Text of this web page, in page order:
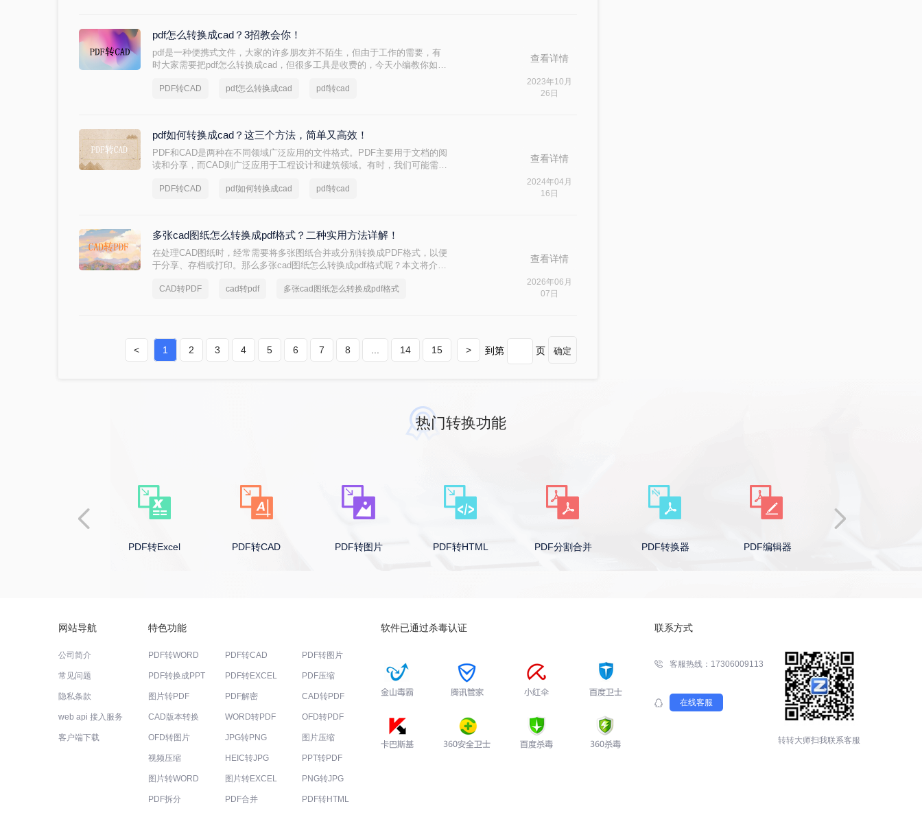
pdf怎么转换成cad？3招教会你！
pdf是一种便携式文件，大家的许多朋友并不陌生，但由于工作的需要，有
时大家需要把pdf怎么转换成cad，但很多工具是收费的，今天小编教你如何
PDF转CAD pdf怎么转换成cad pdf转cad
查看详情
2023年10月
26日
pdf如何转换成cad？这三个方法，简单又高效！
PDF和CAD是两种在不同领域广泛应用的文件格式。PDF主要用于文档的阅
读和分享，而CAD则广泛应用于工程设计和建筑领域。有时，我们可能需要
计。那么PDF如何转换成CAD呢？以下介绍三种高效的PDF转CAD的转换方
PDF转CAD pdf如何转换成cad pdf转cad
查看详情
2024年04月
16日
多张cad图纸怎么转换成pdf格式？二种实用方法详解！
在处理CAD图纸时，经常需要将多张图纸合并或分别转换成PDF格式，以便
于分享、存档或打印。那么多张cad图纸怎么转换成pdf格式呢？本文将介绍
的设计成果。
CAD转PDF cad转pdf 多张cad图纸怎么转换成pdf格式
查看详情
2026年06月
07日
< 1 2 3 4 5 6 7 8 14 15 > 到第 页 确定
热门转换功能
PDF转Excel PDF转CAD PDF转图片 PDF转HTML PDF分割合并 PDF转换器 PDF编辑器
网站导航
公司简介
常见问题
隐私条款
web api 接入服务
客户端下载
特色功能
PDF转WORD PDF转CAD PDF转图片
PDF转换成PPT PDF转EXCEL PDF压缩
图片转PDF PDF解密 CAD转PDF
CAD版本转换 WORD转PDF OFD转PDF
OFD转图片 JPG转PNG 图片压缩
视频压缩 HEIC转JPG PPT转PDF
图片转WORD 图片转EXCEL PNG转JPG
PDF拆分 PDF合并 PDF转HTML
软件已通过杀毒认证 联系方式
客服热线：17306009113
在线客服
转转大师扫我联系客服